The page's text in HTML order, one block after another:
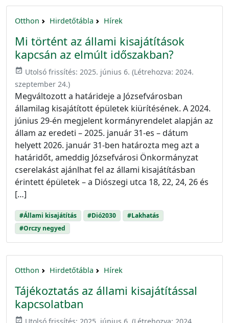
Otthon Hirdetőtábla Hírek
Mi történt az állami kisajátítások
kapcsán az elmúlt időszakban?
event_available Utolsó frissítés: 2025. június 6. (Létrehozva: 2024.
szeptember 24.)
Megváltozott a határideje a Józsefvárosban
államilag kisajátított épületek kiürítésének. A 2024.
június 29-én megjelent kormányrendelet alapján az
állam az eredeti – 2025. január 31-es – dátum
helyett 2026. január 31-ben határozta meg azt a
határidőt, ameddig Józsefvárosi Önkormányzat
cserelakást ajánlhat fel az állami kisajátításban
érintett épületek – a Diószegi utca 18, 22, 24, 26 és
[…]
#Állami kisajátítás #Dió2030
#Lakhatás
#Orczy negyed
Otthon Hirdetőtábla Hírek
Tájékoztatás az állami kisajátítással
kapcsolatban
event_available